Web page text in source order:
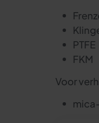
PTFE
FKM
Voor